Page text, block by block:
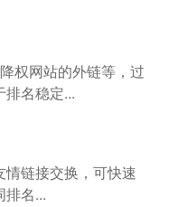
权网站的外链等，过
名稳定...
链接交换，可快速
排名...